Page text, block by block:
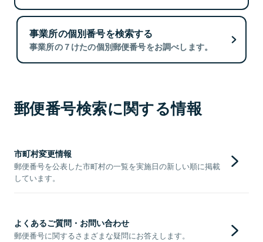
事業所の個別番号を検索する
事業所の７けたの個別郵便番号をお調べします。
郵便番号検索に関する情報
市町村変更情報
郵便番号を公表した市町村の一覧を実施日の新しい順に掲載
しています。
よくあるご質問・お問い合わせ
郵便番号に関するさまざまな疑問にお答えします。